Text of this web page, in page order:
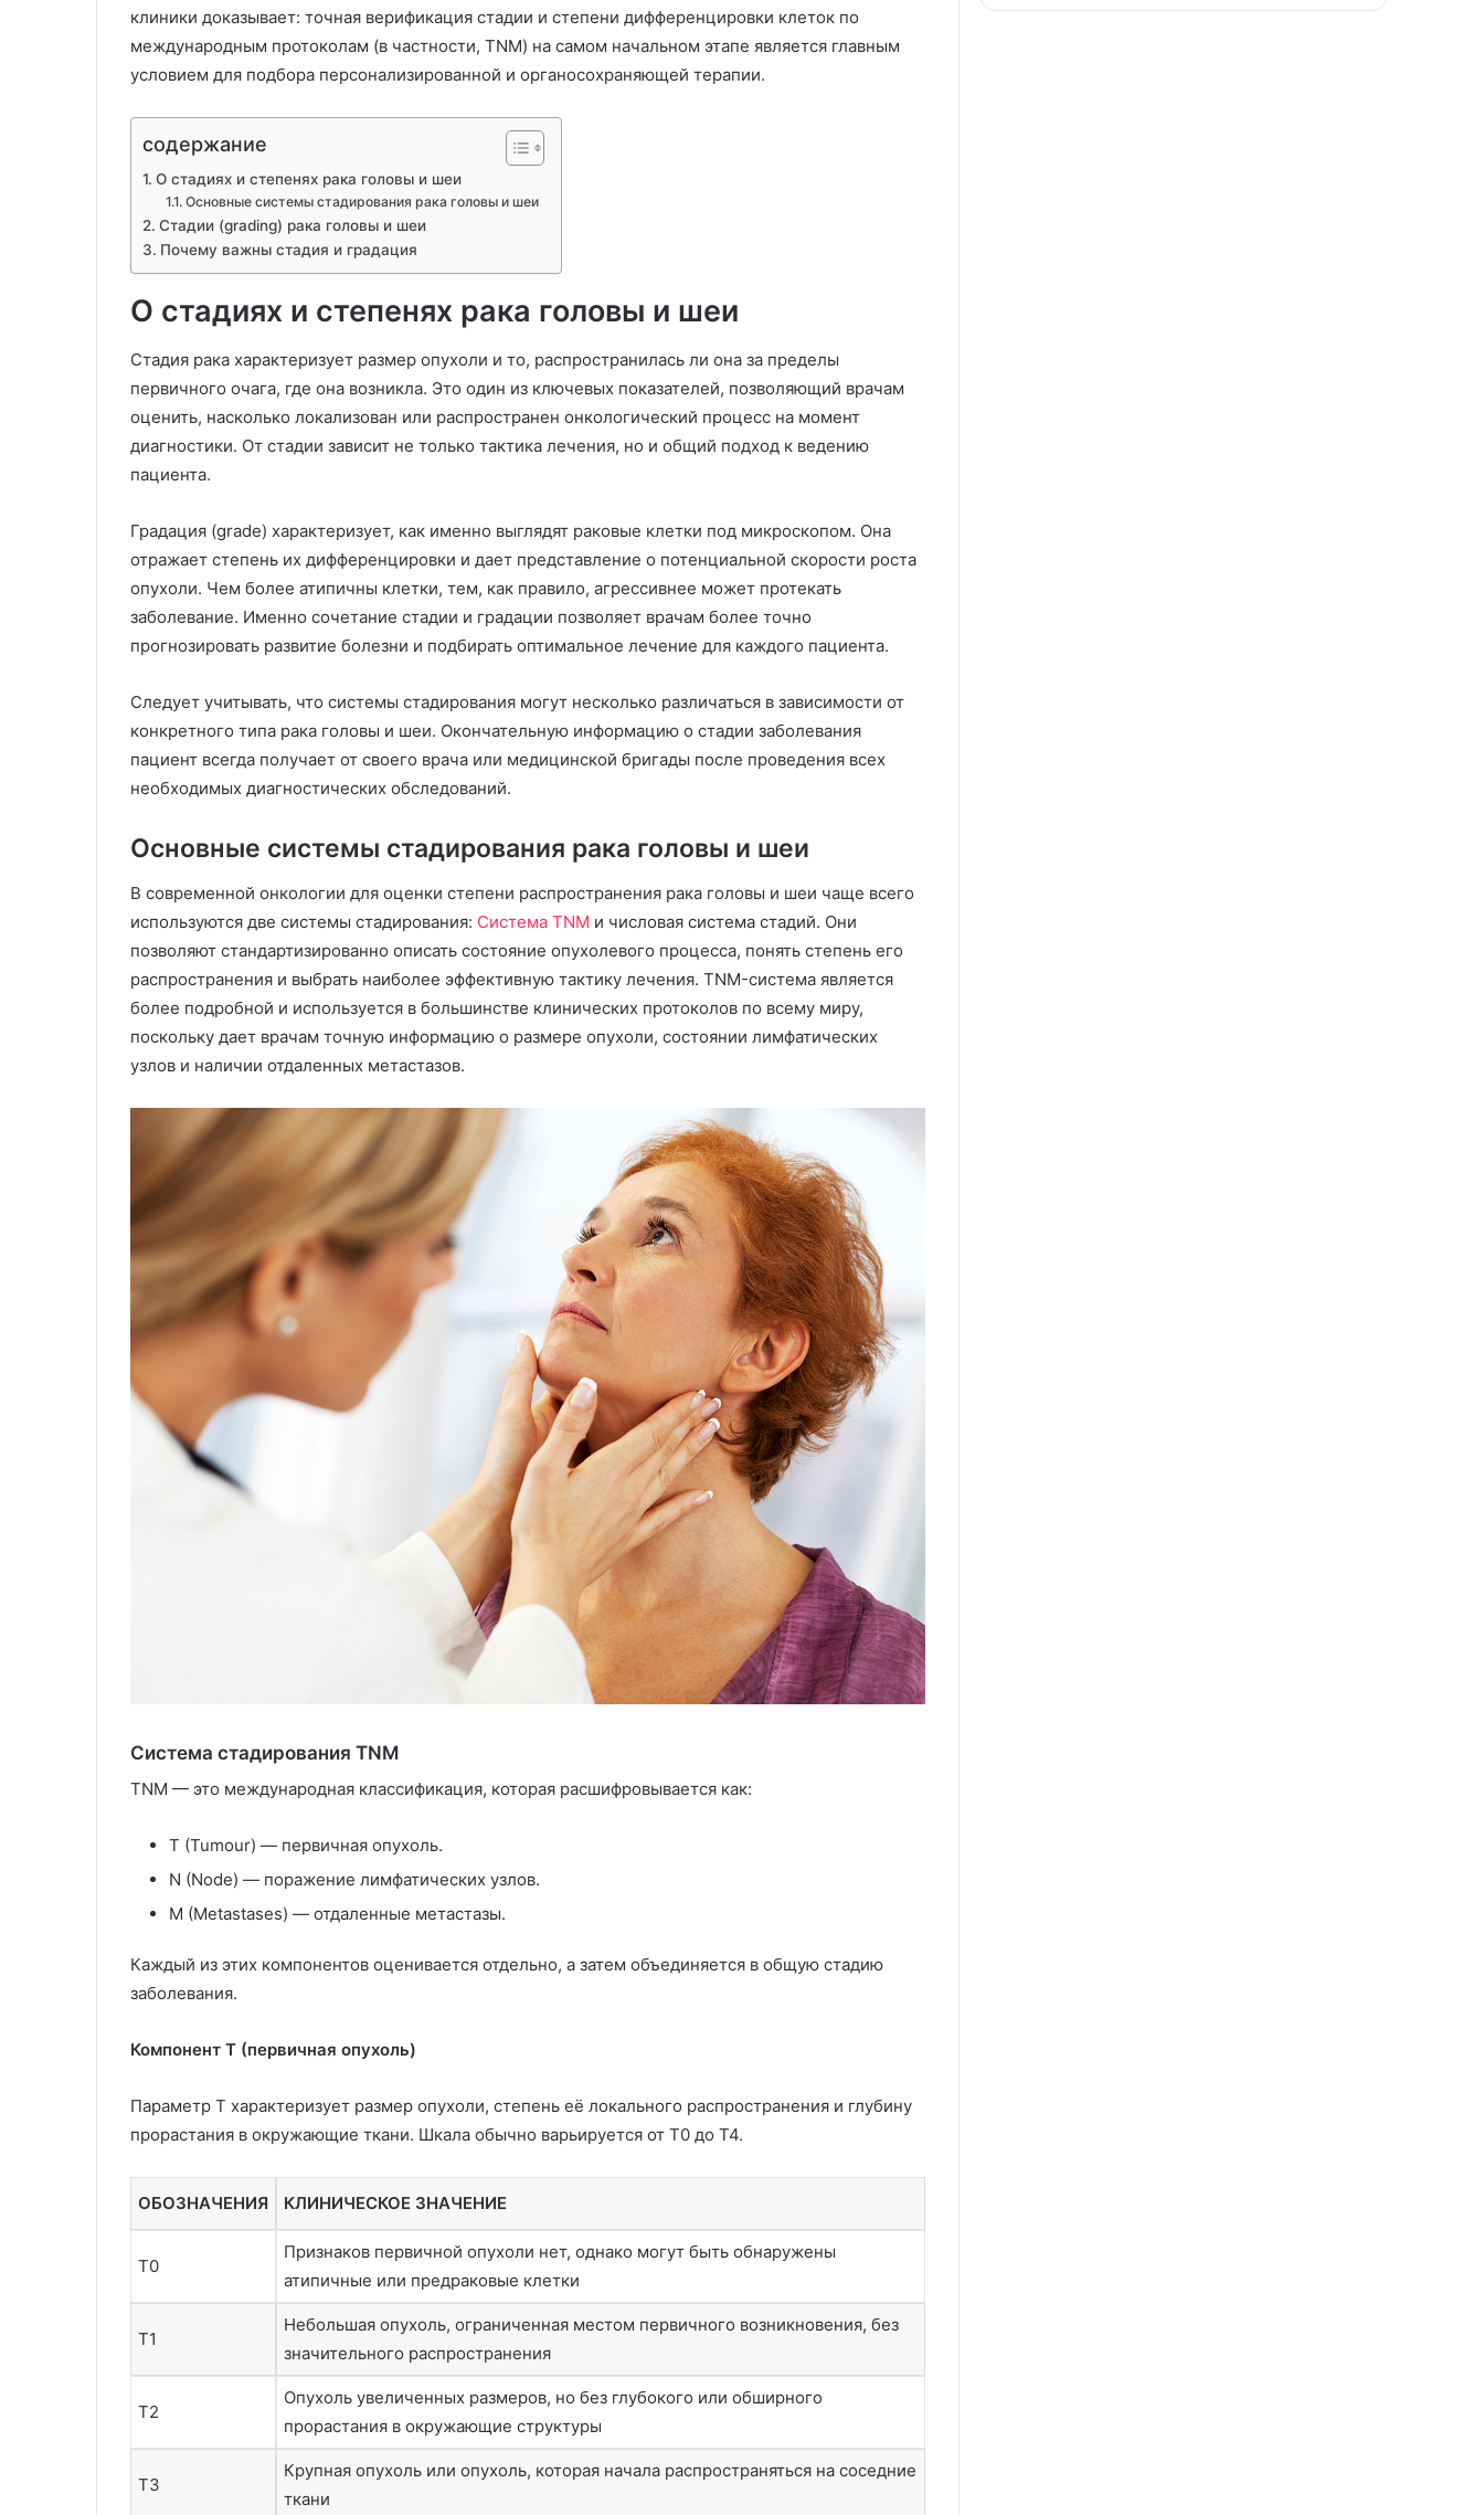
клиники доказывает: точная верификация стадии и степени дифференцировки клеток по
международным протоколам (в частности, TNM) на самом начальном этапе является главным
условием для подбора персонализированной и органосохраняющей терапии.
содержание
О стадиях и степенях рака головы и шеи
Основные системы стадирования рака головы и шеи
Стадии (grading) рака головы и шеи
Почему важны стадия и градация
О стадиях и степенях рака головы и шеи
Стадия рака характеризует размер опухоли и то, распространилась ли она за пределы
первичного очага, где она возникла. Это один из ключевых показателей, позволяющий врачам
оценить, насколько локализован или распространен онкологический процесс на момент
диагностики. От стадии зависит не только тактика лечения, но и общий подход к ведению
пациента.
Градация (grade) характеризует, как именно выглядят раковые клетки под микроскопом. Она
отражает степень их дифференцировки и дает представление о потенциальной скорости роста
опухоли. Чем более атипичны клетки, тем, как правило, агрессивнее может протекать
заболевание. Именно сочетание стадии и градации позволяет врачам более точно
прогнозировать развитие болезни и подбирать оптимальное лечение для каждого пациента.
Следует учитывать, что системы стадирования могут несколько различаться в зависимости от
конкретного типа рака головы и шеи. Окончательную информацию о стадии заболевания
пациент всегда получает от своего врача или медицинской бригады после проведения всех
необходимых диагностических обследований.
Основные системы стадирования рака головы и шеи
В современной онкологии для оценки степени распространения рака головы и шеи чаще всего
используются две системы стадирования: Система TNM и числовая система стадий. Они
позволяют стандартизированно описать состояние опухолевого процесса, понять степень его
распространения и выбрать наиболее эффективную тактику лечения. TNM-система является
более подробной и используется в большинстве клинических протоколов по всему миру,
поскольку дает врачам точную информацию о размере опухоли, состоянии лимфатических
узлов и наличии отдаленных метастазов.
Система стадирования TNM
TNM — это международная классификация, которая расшифровывается как:
T (Tumour) — первичная опухоль.
N (Node) — поражение лимфатических узлов.
M (Metastases) — отдаленные метастазы.
Каждый из этих компонентов оценивается отдельно, а затем объединяется в общую стадию
заболевания.
Компонент T (первичная опухоль)
Параметр T характеризует размер опухоли, степень её локального распространения и глубину
прорастания в окружающие ткани. Шкала обычно варьируется от T0 до T4.
ОБОЗНАЧЕНИЯ КЛИНИЧЕСКОЕ ЗНАЧЕНИЕ
T0
Признаков первичной опухоли нет, однако могут быть обнаружены
атипичные или предраковые клетки
T1
Небольшая опухоль, ограниченная местом первичного возникновения, без
значительного распространения
T2
Опухоль увеличенных размеров, но без глубокого или обширного
прорастания в окружающие структуры
T3
Крупная опухоль или опухоль, которая начала распространяться на соседние
ткани